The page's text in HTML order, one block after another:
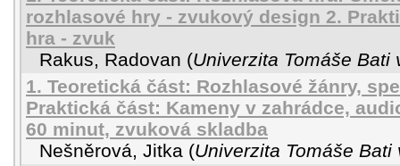
rozhlasové hry - zvukový design 2.
hra - zvuk
Rakus, Radovan (Univerzita Tomáše Bati
1. Teoretická část: Rozhlasové žánry,
Praktická část: Kameny v zahrádce,
60 minut, zvuková skladba
Nešněrová, Jitka (Univerzita Tomáše Bati